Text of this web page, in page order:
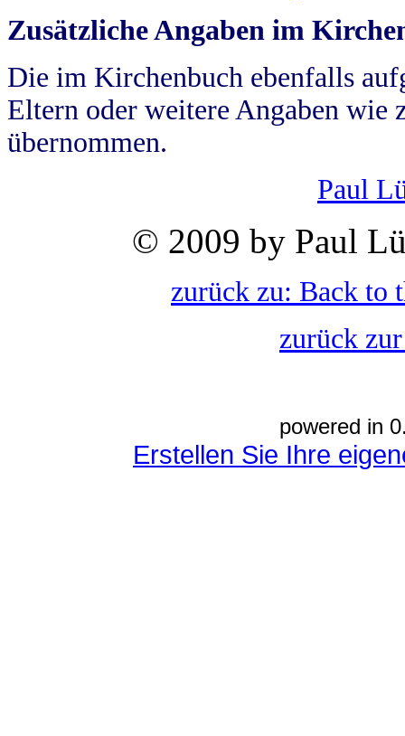
Zusätzliche Angaben im
Die im Kirchenbuch ebenfalls
Eltern oder weitere Angaben wie
übernommen.
Paul
© 2009 by Paul
zurück zu: Back to
zurück
powered in
Erstellen Sie Ihre